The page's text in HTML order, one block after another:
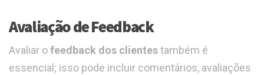
Avaliação de Feedback
Avaliar ofeedback dos clientestambém é
essencial; isso pode incluir comentários, avaliações